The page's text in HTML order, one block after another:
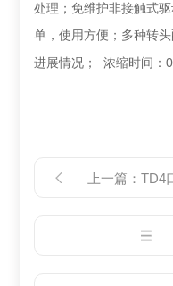
处理；免维护非接触式
单，使用方便；多种转
进展情况； 浓缩时间：
上一篇： TD4